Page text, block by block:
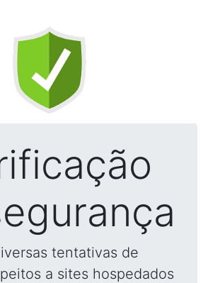
tentativas de
a sites hospedados